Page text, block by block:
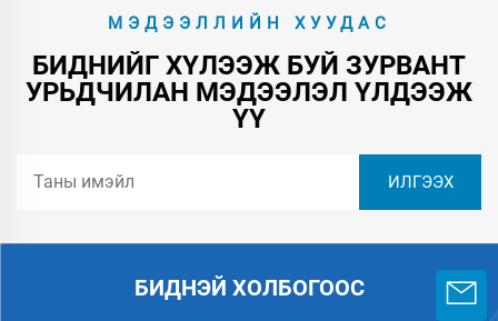
МЭДЭЭЛЛИЙН ХУУДАС
БИДНИЙГ ХҮЛЭЭЖ БУЙ ЗУРВАНТ
УРЬДЧИЛАН МЭДЭЭЛЭЛ ҮЛДЭЭЖ
ҮҮ
БИДНЭЙ ХОЛБОГООС